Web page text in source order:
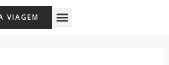
VIAGEM Menu